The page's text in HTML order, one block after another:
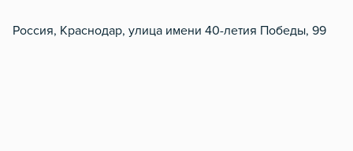
Россия, Краснодар, улица имени 40-летия Победы, 99